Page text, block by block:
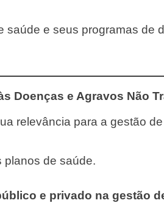
saúde e seus programas de
Doenças e Agravos Não
relevância para a gestão
planos de saúde.
e privado na gestão